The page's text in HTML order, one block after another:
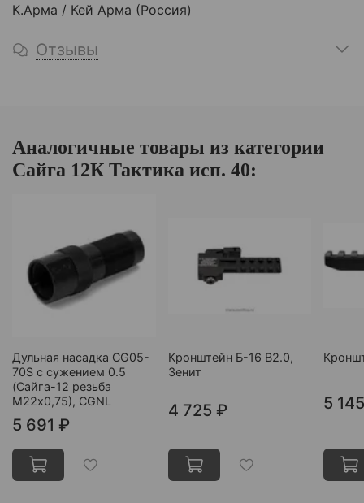
К.Арма / Кей Арма (Россия)
Отзывы
Аналогичные товары из категории
Сайга 12К Тактика исп. 40:
Дульная насадка CG05-
70S с сужением 0.5
(Сайга-12 резьба
М22х0,75), CGNL
5 691 ₽
Кронштейн Б-16 В2.0,
Зенит
4 725 ₽ 5